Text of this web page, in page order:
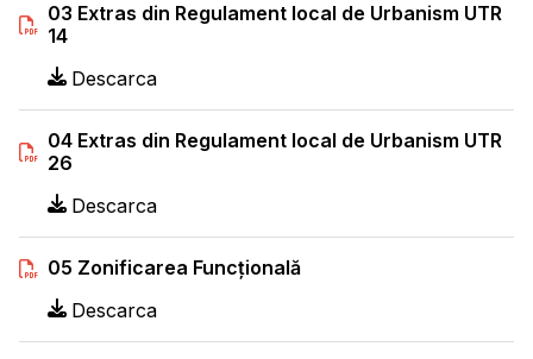
03 Extras din Regulament local de Urbanism UTR
14
Descarca
04 Extras din Regulament local de Urbanism UTR
26
Descarca
05 Zonificarea Funcțională
Descarca